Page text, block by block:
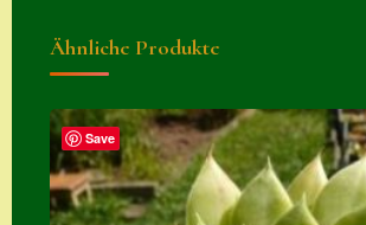
Ähnliche Produkte
Save